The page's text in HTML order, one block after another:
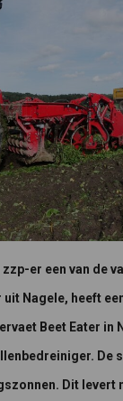
zzp-er een van de
Nagele, heeft
Beet Eater in
De
Dit levert